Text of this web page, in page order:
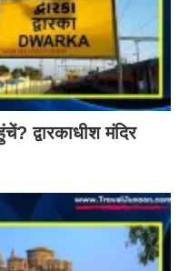
द्वारकाधीश मंदिर